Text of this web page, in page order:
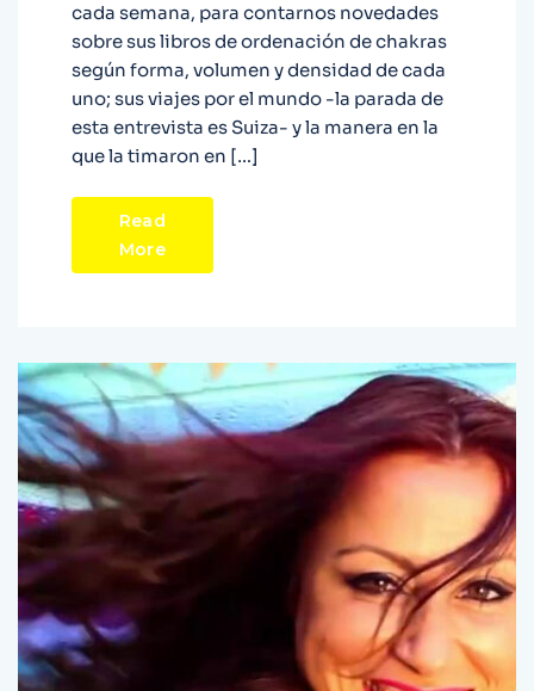
cada semana, para contarnos novedades
sobre sus libros de ordenación de chakras
según forma, volumen y densidad de cada
uno; sus viajes por el mundo -la parada de
esta entrevista es Suiza- y la manera en la
que la timaron en […]
Read
More